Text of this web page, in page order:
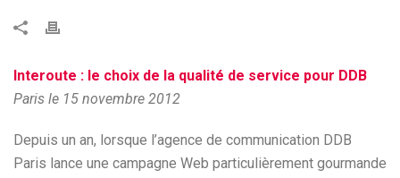
Interoute : le choix de la qualité de service pour DDB
Paris le 15 novembre 2012
Depuis un an, lorsque l’agence de communication DDB
Paris lance une campagne Web particulièrement gourmande